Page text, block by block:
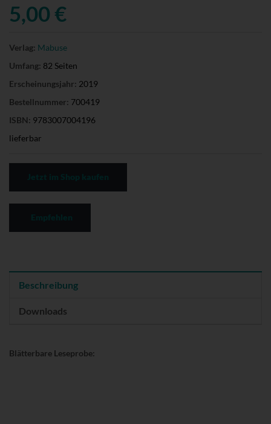
5,00 €
Verlag: Mabuse
Umfang: 82 Seiten
Erscheinungsjahr: 2019
Bestellnummer: 700419
ISBN: 9783007004196
lieferbar
Beschreibung
Downloads
Blätterbare Leseprobe: